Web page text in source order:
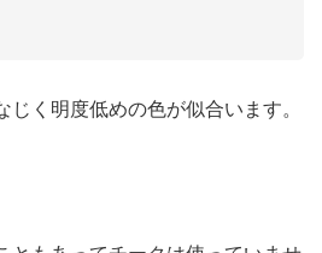
く明度低めの色が似合います。